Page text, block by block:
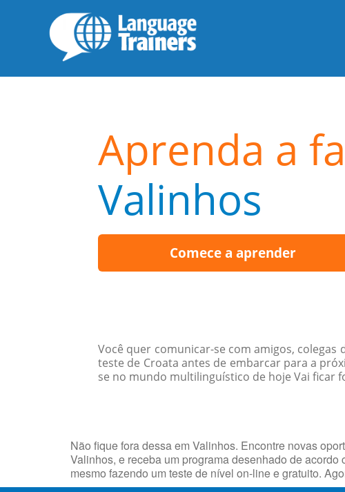
Aprenda a
Valinhos
Comece a aprender
Você quer comunicar-se com amigos,
teste de Croata antes de embarcar para a
se no mundo multilinguístico de hoje Vai ficar
Não fique fora dessa em Valinhos. Encontre novas
Valinhos, e receba um programa desenhado de
mesmo fazendo um teste de nível on-line e gratuito.